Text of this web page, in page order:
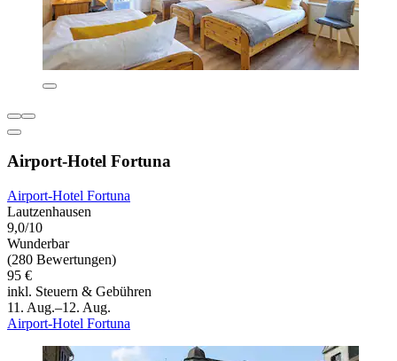
Airport-Hotel Fortuna
Airport-Hotel Fortuna
Lautzenhausen
9,0/10
Wunderbar
(280 Bewertungen)
95 €
inkl. Steuern & Gebühren
11. Aug.–12. Aug.
Airport-Hotel Fortuna